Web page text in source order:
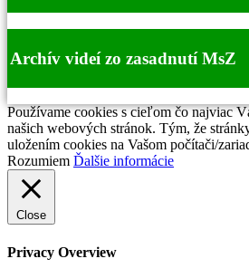
Archív videí zo zasadnutí MsZ
Používame cookies s cieľom čo najviac
našich webových stránok. Tým, že
uložením cookies na Vašom počítači/
Rozumiem Ďalšie informácie
Close
Privacy Overview